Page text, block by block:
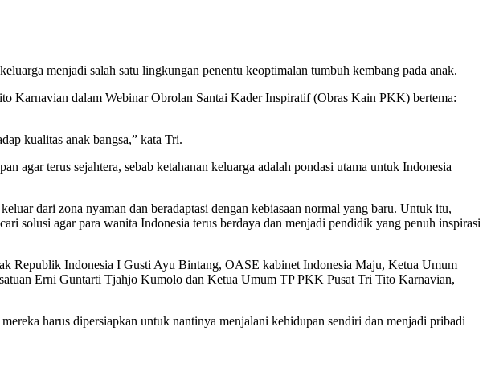
menjadi salah satu lingkungan penentu keoptimalan tumbuh kembang pada anak.
Karnavian dalam Webinar Obrolan Santai Kader Inspiratif (Obras Kain PKK) bertema:
kualitas anak bangsa,” kata Tri.
agar terus sejahtera, sebab ketahanan keluarga adalah pondasi utama untuk Indonesia
dari zona nyaman dan beradaptasi dengan kebiasaan normal yang baru. Untuk itu,
solusi agar para wanita Indonesia terus berdaya dan menjadi pendidik yang penuh inspirasi
Republik Indonesia I Gusti Ayu Bintang, OASE kabinet Indonesia Maju, Ketua Umum
Erni Guntarti Tjahjo Kumolo dan Ketua Umum TP PKK Pusat Tri Tito Karnavian,
harus dipersiapkan untuk nantinya menjalani kehidupan sendiri dan menjadi pribadi